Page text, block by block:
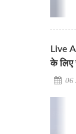
Live
के लिए
06